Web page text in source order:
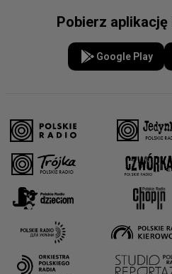
Pobierz
Google Play